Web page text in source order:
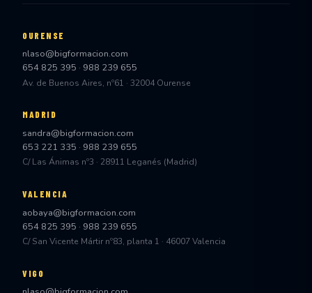
OURENSE
nlaso@bigformacion.com
654 825 395 · 988 239 655
Av. de Buenos Aires, nº61 · 32004 Ourense
MADRID
sandra@bigformacion.com
653 221 335 · 988 239 655
C/ Las Ánimas nº3 · 28911 Leganés (Madrid)
VALENCIA
aobaya@bigformacion.com
654 825 395 · 988 239 655
C/ San Vicente Mártir nº83, planta 1 · 46007 Valencia
VIGO